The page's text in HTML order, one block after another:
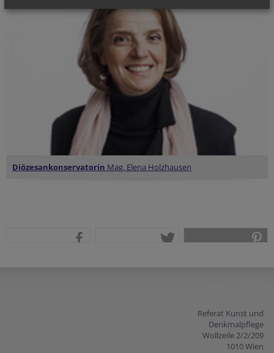
Diözesankonservatorin Mag. Elena Holzhausen
Referat Kunst und
Denkmalpflege
Wollzeile 2/2/209
1010 Wien